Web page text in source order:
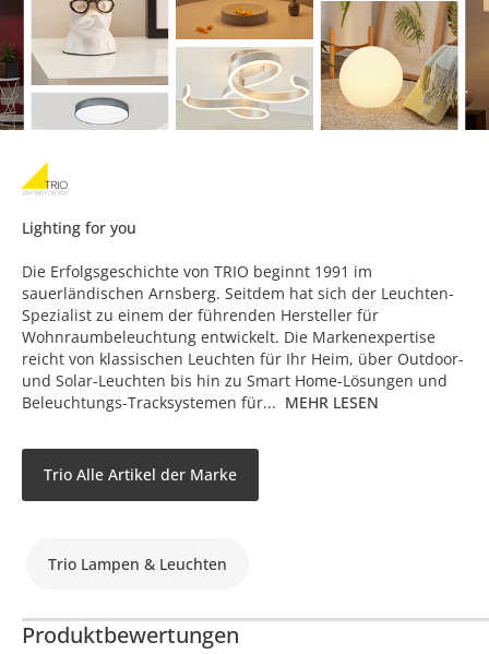
Lighting for you
Die Erfolgsgeschichte von TRIO beginnt 1991 im
sauerländischen Arnsberg. Seitdem hat sich der Leuchten-
Spezialist zu einem der führenden Hersteller für
Wohnraumbeleuchtung entwickelt. Die Markenexpertise
reicht von klassischen Leuchten für Ihr Heim, über Outdoor-
und Solar-Leuchten bis hin zu Smart Home-Lösungen und
Beleuchtungs-Tracksystemen für... MEHR LESEN
Trio Alle Artikel der Marke
Trio Lampen & Leuchten
Produktbewertungen